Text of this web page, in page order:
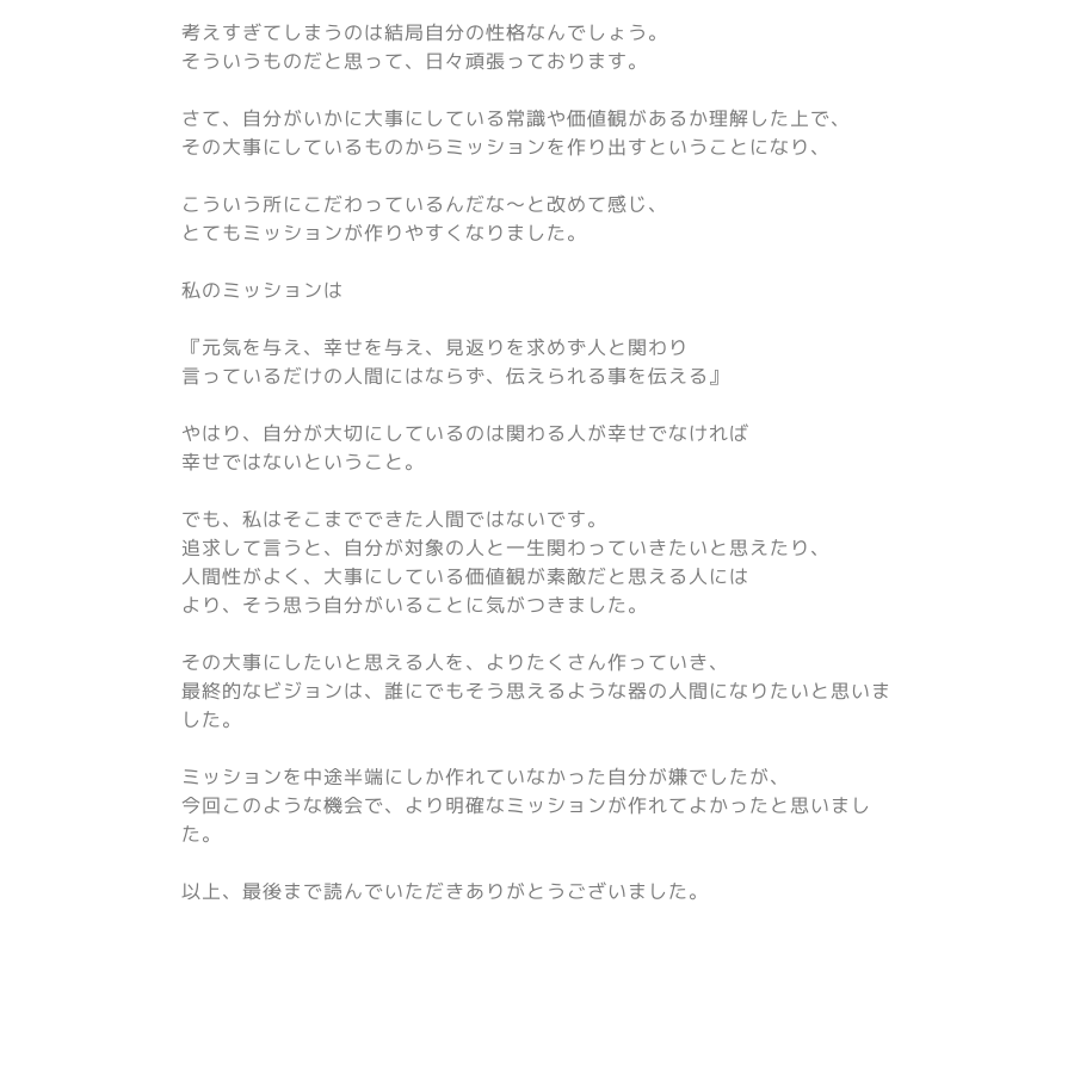
考えすぎてしまうのは結局自分の性格なんでしょう。
そういうものだと思って、日々頑張っております。
さて、自分がいかに大事にしている常識や価値観があるか理解した上で、
その大事にしているものからミッションを作り出すということになり、
こういう所にこだわっているんだな〜と改めて感じ、
とてもミッションが作りやすくなりました。
私のミッションは
『元気を与え、幸せを与え、見返りを求めず人と関わり
言っているだけの人間にはならず、伝えられる事を伝える』
やはり、自分が大切にしているのは関わる人が幸せでなければ
幸せではないということ。
でも、私はそこまでできた人間ではないです。
追求して言うと、自分が対象の人と一生関わっていきたいと思えたり、
人間性がよく、大事にしている価値観が素敵だと思える人には
より、そう思う自分がいることに気がつきました。
その大事にしたいと思える人を、よりたくさん作っていき、
最終的なビジョンは、誰にでもそう思えるような器の人間になりたいと思いま
した。
ミッションを中途半端にしか作れていなかった自分が嫌でしたが、
今回このような機会で、より明確なミッションが作れてよかったと思いまし
た。
以上、最後まで読んでいただきありがとうございました。